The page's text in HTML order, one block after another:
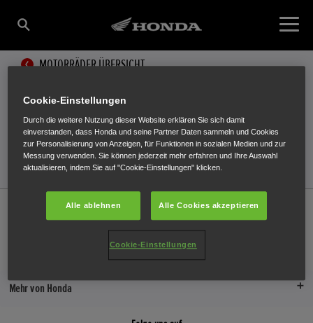
MOTORRÄDER ÜBERSICHT
ALLES ERLEDIGT!
Wir informieren dich gerne, sobald es Neuigkeiten gibt.
Motorräder Modelle Register interest Bestätigung
Probefahrt
Mehr von Honda
Cookie-Einstellungen
Durch die weitere Nutzung dieser Website erklären Sie sich damit
einverstanden, dass Honda und seine Partner Daten sammeln und Cookies
zur Personalisierung von Anzeigen, für Funktionen in sozialen Medien und zur
Messung verwenden. Sie können jederzeit mehr erfahren und Ihre Auswahl
aktualisieren, indem Sie auf "Cookie-Einstellungen" klicken.
Alle ablehnen Alle Cookies akzeptieren
Cookie-Einstellungen